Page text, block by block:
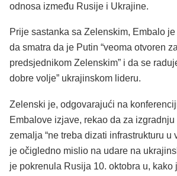
odnosa između Rusije i Ukrajine.
Prije sastanka sa Zelenskim, Embalo
da smatra da je Putin “veoma otvoren
predsjednikom Zelenskim” i da se
dobre volje” ukrajinskom lideru.
Zelenski je, odgovarajući na
Embalove izjave, rekao da za
zemalja “ne treba dizati infrastrukturu u
je očigledno mislio na udare na
je pokrenula Rusija 10. oktobra u, kako